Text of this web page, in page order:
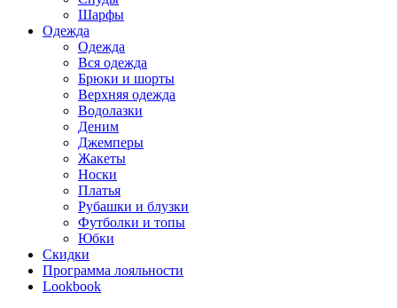
Шарфы
Одежда
Одежда
Вся одежда
Брюки и шорты
Верхняя одежда
Водолазки
Деним
Джемперы
Жакеты
Носки
Платья
Рубашки и блузки
Футболки и топы
Юбки
Скидки
Программа лояльности
Lookbook